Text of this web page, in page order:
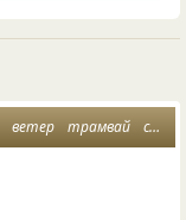
ветер трамвай стихи о жизни